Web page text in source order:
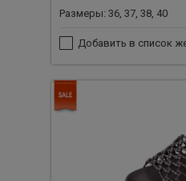
Размеры: 36, 37, 38, 40
Добавить в список